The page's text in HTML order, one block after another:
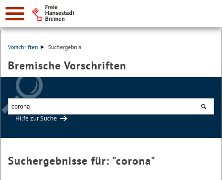
Vorschriften Suchergebnis
Bremische Vorschriften
Hilfe zur Suche
Suchergebnisse für: "corona"